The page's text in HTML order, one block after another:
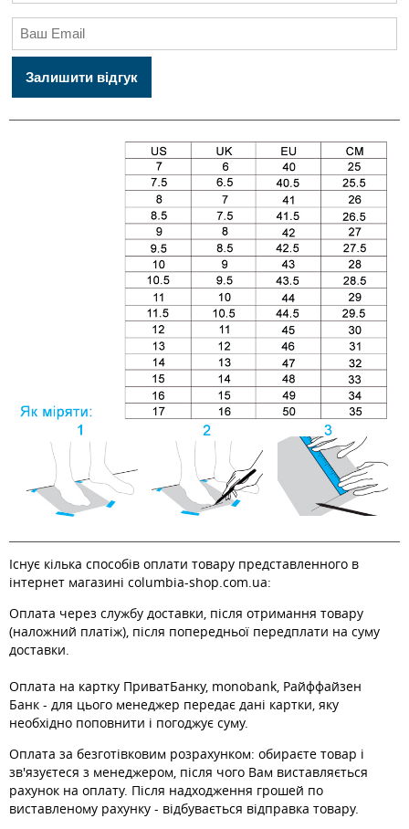
Залишити відгук
Існує кілька способів оплати товару представленного в
інтернет магазині columbia-shop.com.ua:
Оплата через службу доставки, після отримання товару
(наложний платіж), після попередньої передплати на суму
доставки.
Оплата на картку ПриватБанку, monobank, Райффайзен
Банк - для цього менеджер передає дані картки, яку
необхідно поповнити і погоджує суму.
Оплата за безготівковим розрахунком: обираєте товар і
зв'язуєтеся з менеджером, після чого Вам виставляється
рахунок на оплату. Після надходження грошей по
виставленому рахунку - відбувається відправка товару.